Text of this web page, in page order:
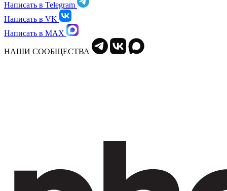
Написать в Telegram
Написать в VK
Написать в MAX
НАШИ СООБЩЕСТВА